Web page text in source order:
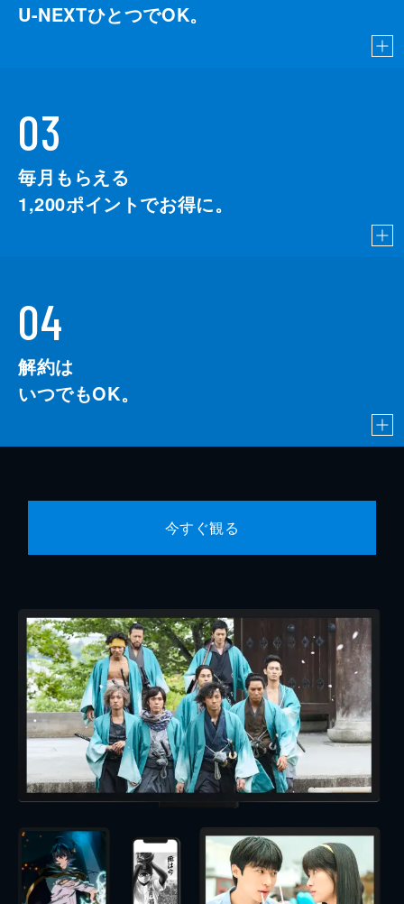
U-NEXTひとつでOK。
03
毎月もらえる
1,200ポイントでお得に。
04
解約は
いつでもOK。
今すぐ観る